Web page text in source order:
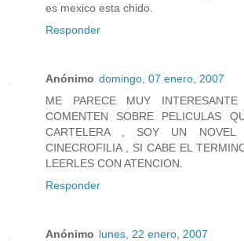
es mexico esta chido.
Responder
Anónimo domingo, 07 enero, 2007
ME PARECE MUY
COMENTEN SOBRE PELICULAS
CARTELERA , SOY UN
CINECROFILIA , SI CABE EL
LEERLES CON ATENCION.
Responder
Anónimo lunes, 22 enero, 2007